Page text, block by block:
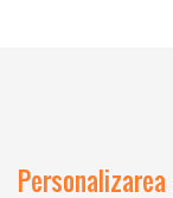
Personalizarea